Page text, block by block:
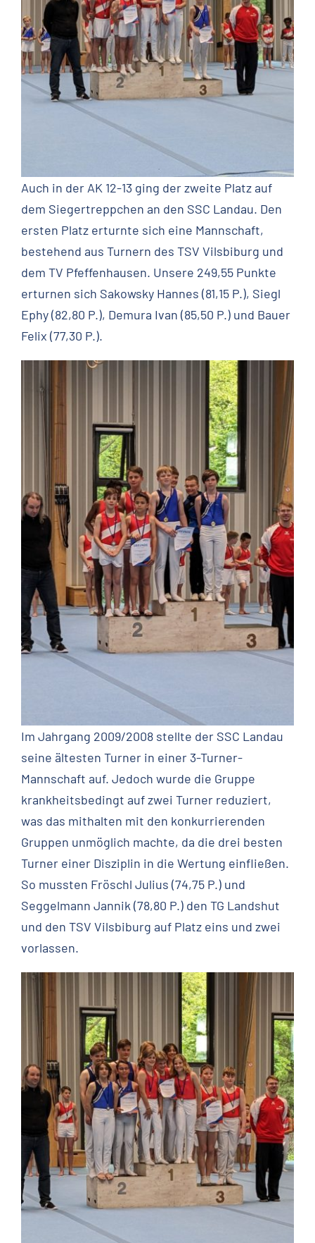
Auch in der AK 12-13 ging der zweite Platz auf
dem Siegertreppchen an den SSC Landau. Den
ersten Platz erturnte sich eine Mannschaft,
bestehend aus Turnern des TSV Vilsbiburg und
dem TV Pfeffenhausen. Unsere 249,55 Punkte
erturnen sich Sakowsky Hannes (81,15 P.), Siegl
Ephy (82,80 P.), Demura Ivan (85,50 P.) und Bauer
Felix (77,30 P.).
Im Jahrgang 2009/2008 stellte der SSC Landau
seine ältesten Turner in einer 3-Turner-
Mannschaft auf. Jedoch wurde die Gruppe
krankheitsbedingt auf zwei Turner reduziert,
was das mithalten mit den konkurrierenden
Gruppen unmöglich machte, da die drei besten
Turner einer Disziplin in die Wertung einfließen.
So mussten Fröschl Julius (74,75 P.) und
Seggelmann Jannik (78,80 P.) den TG Landshut
und den TSV Vilsbiburg auf Platz eins und zwei
vorlassen.